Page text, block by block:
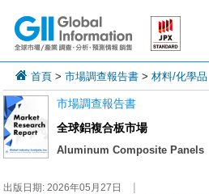
首頁 >市場調查報告書 >材料/化學品
市場調查報告書
全球鋁複合板市場
Aluminum Composite Panels
出版日期:2026年05月27日 |